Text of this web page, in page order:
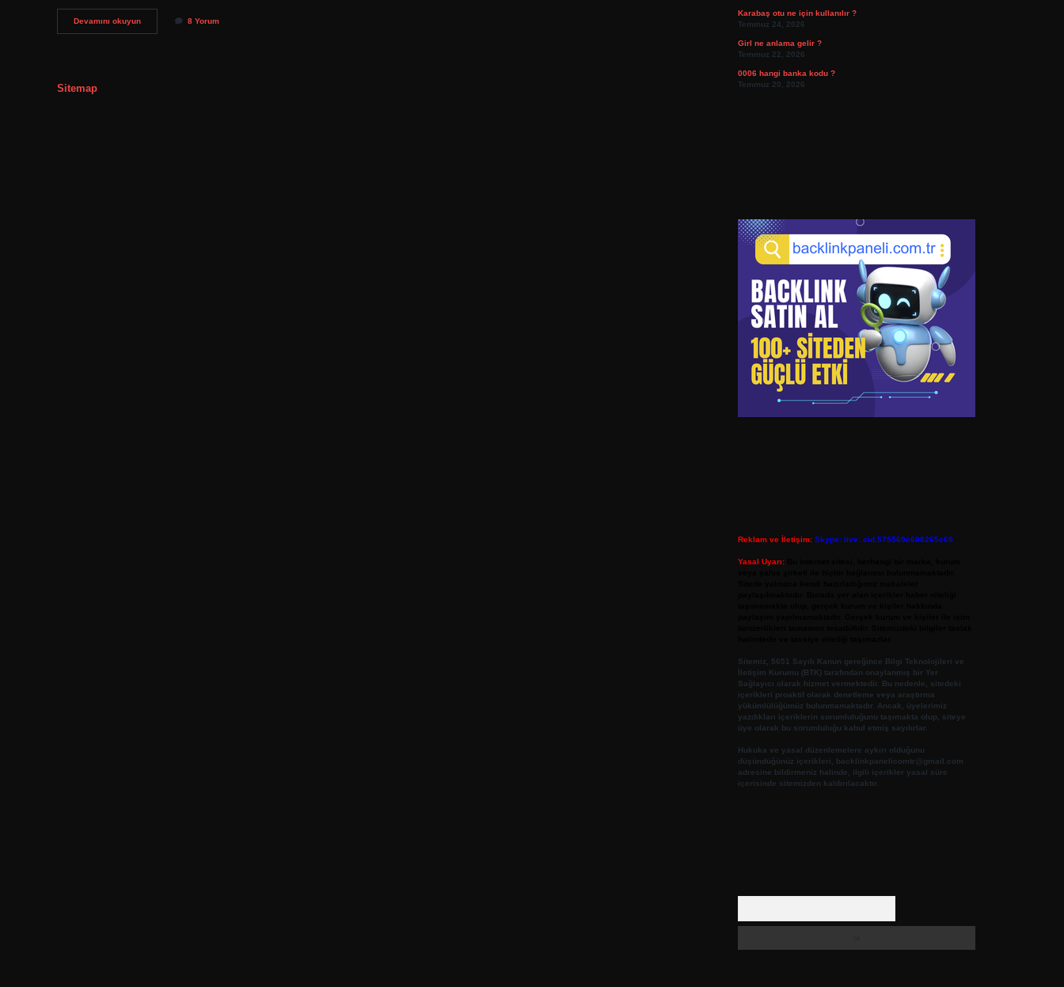
Devamını okuyunBanyo
Yapmak
8 Yorum
Sitemap
Karabaş otu ne için kullanılır ?
Temmuz 24, 2026
Girl ne anlama gelir ?
Temmuz 22, 2026
0006 hangi banka kodu ?
Temmuz 20, 2026
Reklam ve İletişim: Skype: live:.cid.575569c608265c69
Yasal Uyarı:
Sitemiz, 5651 Sayılı Kanun gereğince Bilgi Teknolojileri ve
İletişim Kurumu (BTK) tarafından onaylanmış bir Yer
Sağlayıcı olarak hizmet vermektedir. Bu nedenle, sitedeki
içerikleri proaktif olarak denetleme veya araştırma
yükümlülüğümüz bulunmamaktadır. Ancak, üyelerimiz
yazdıkları içeriklerin sorumluluğunu taşımakta olup, siteye
üye olarak bu sorumluluğu kabul etmiş sayılırlar.
Hukuka ve yasal düzenlemelere aykırı olduğunu
düşündüğünüz içerikleri,
backlinkpanelicomtr@gmail.com
adresine bildirmeniz halinde, ilgili içerikler yasal süre
içerisinde sitemizden kaldırılacaktır.